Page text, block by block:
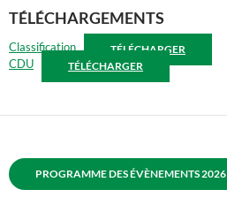
TÉLÉCHARGEMENTS
Classification TÉLÉCHARGER
CDU TÉLÉCHARGER
PROGRAMME DES ÉVÈNEMENTS 2026